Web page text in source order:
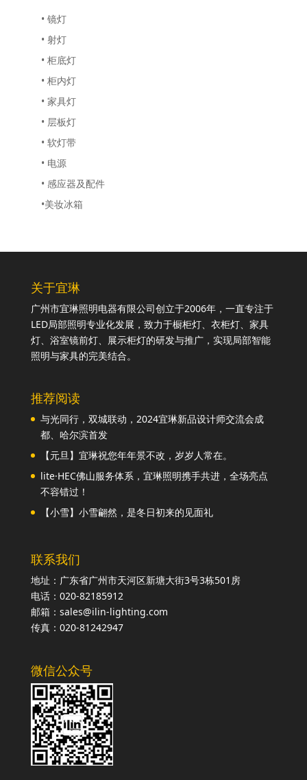
• 镜灯
• 射灯
• 柜底灯
• 柜内灯
• 家具灯
• 层板灯
• 软灯带
• 电源
• 感应器及配件
•美妆冰箱
关于宜琳
广州市宜琳照明电器有限公司创立于2006年，一直专注于
LED局部照明专业化发展，致力于橱柜灯、衣柜灯、家具
灯、浴室镜前灯、展示柜灯的研发与推广，实现局部智能
照明与家具的完美结合。
推荐阅读
与光同行，双城联动，2024宜琳新品设计师交流会成
都、哈尔滨首发
【元旦】宜琳祝您年年景不改，岁岁人常在。
lite·HEC佛山服务体系，宜琳照明携手共进，全场亮点
不容错过！
【小雪】小雪翩然，是冬日初来的见面礼
联系我们
地址：广东省广州市天河区新塘大街3号3栋501房
电话：020-82185912
邮箱：sales@ilin-lighting.com
传真：020-81242947
微信公众号